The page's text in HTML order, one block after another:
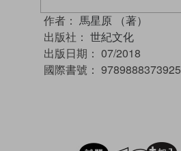
作者： 馬星原 （著）
出版社： 世紀文化
出版日期： 07/2018
國際書號： 9789888373925
試閲